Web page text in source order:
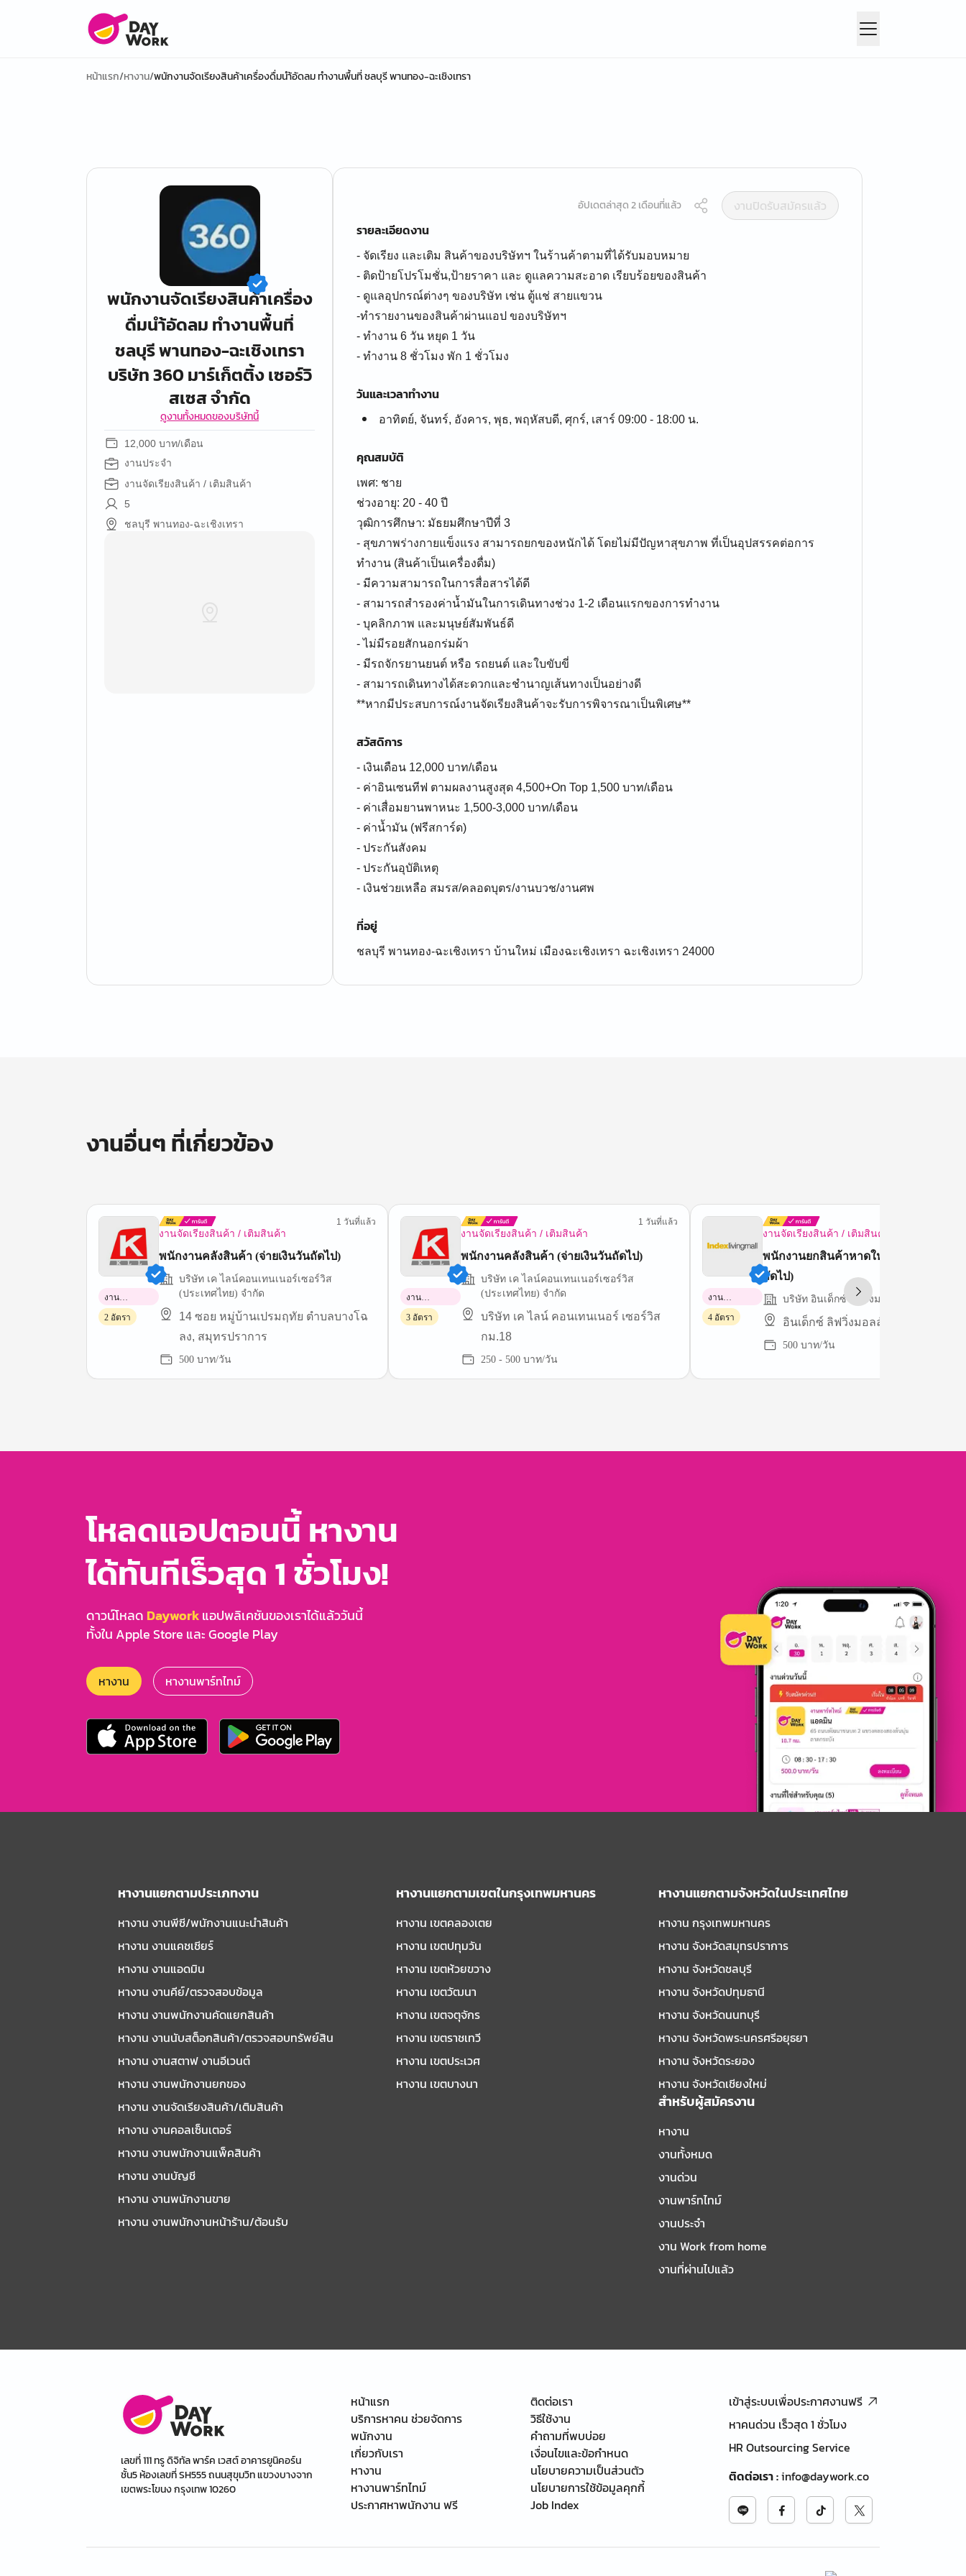
หน้าแรก/หางาน/พนักงานจัดเรียงสินค้าเครื่องดื่มนำ้อัดลม ทำงานพื้นที่ ชลบุรี พานทอง-ฉะเชิงเทรา
พนักงานจัดเรียงสินค้าเครื่อง
ดื่มนำ้อัดลม ทำงานพื้นที่
ชลบุรี พานทอง-ฉะเชิงเทรา
บริษัท 360 มาร์เก็ตติ้ง เซอร์วิ
สเซส จำกัด
ดูงานทั้งหมดของบริษัทนี้
12,000 บาท/เดือน
งานประจำ
งานจัดเรียงสินค้า / เติมสินค้า
5
ชลบุรี พานทอง-ฉะเชิงเทรา
อัปเดตล่าสุด 2 เดือนที่แล้ว
งานปิดรับสมัครแล้ว
รายละเอียดงาน
- จัดเรียง และเติม สินค้าของบริษัทฯ ในร้านค้าตามที่ได้รับมอบหมาย
- ติดป้ายโปรโมชั่น,ป้ายราคา และ ดูแลความสะอาด เรียบร้อยของสินค้า
- ดูแลอุปกรณ์ต่างๆ ของบริษัท เช่น ตู้แช่ สายแขวน
-ทำรายงานของสินค้าผ่านแอป ของบริษัทฯ
- ทำงาน 6 วัน หยุด 1 วัน
- ทำงาน 8 ชั่วโมง พัก 1 ชั่วโมง
วันและเวลาทำงาน
อาทิตย์, จันทร์, อังคาร, พุธ, พฤหัสบดี, ศุกร์, เสาร์ 09:00 - 18:00 น.
คุณสมบัติ
เพศ: ชาย
ช่วงอายุ: 20 - 40 ปี
วุฒิการศึกษา: มัธยมศึกษาปีที่ 3
- สุขภาพร่างกายแข็งแรง สามารถยกของหนักได้ โดยไม่มีปัญหาสุขภาพ ที่เป็นอุปสรรคต่อการ
ทำงาน (สินค้าเป็นเครื่องดื่ม)
- มีความสามารถในการสื่อสารได้ดี
- สามารถสำรองค่าน้ำมันในการเดินทางช่วง 1-2 เดือนแรกของการทำงาน
- บุคลิกภาพ และมนุษย์สัมพันธ์ดี
- ไม่มีรอยสักนอกร่มผ้า
- มีรถจักรยานยนต์ หรือ รถยนต์ และใบขับขี่
- สามารถเดินทางได้สะดวกและชำนาญเส้นทางเป็นอย่างดี
**หากมีประสบการณ์งานจัดเรียงสินค้าจะรับการพิจารณาเป็นพิเศษ**
สวัสดิการ
- เงินเดือน 12,000 บาท/เดือน
- ค่าอินเซนทีฟ ตามผลงานสูงสุด 4,500+On Top 1,500 บาท/เดือน
- ค่าเสื่อมยานพาหนะ 1,500-3,000 บาท/เดือน
- ค่าน้ำมัน (ฟรีสการ์ด)
- ประกันสังคม
- ประกันอุบัติเหตุ
- เงินช่วยเหลือ สมรส/คลอดบุตร/งานบวช/งานศพ
ที่อยู่
ชลบุรี พานทอง-ฉะเชิงเทรา บ้านใหม่ เมืองฉะเชิงเทรา ฉะเชิงเทรา 24000
งานอื่นๆ ที่เกี่ยวข้อง
งานจัดเรียงสินค้า / เติมสินค้า
1 วันที่แล้ว
พนักงานคลังสินค้า (จ่ายเงินวันถัดไป)
บริษัท เค ไลน์คอนเทนเนอร์เซอร์วิส
(ประเทศไทย) จำกัด
14 ซอย หมู่บ้านเปรมฤทัย ตำบลบางโฉ
ลง, สมุทรปราการ
500 บาท/วัน
งาน
พาร์ทไทม์
2 อัตรา
งานจัดเรียงสินค้า / เติมสินค้า
1 วันที่แล้ว
พนักงานคลังสินค้า (จ่ายเงินวันถัดไป)
บริษัท เค ไลน์คอนเทนเนอร์เซอร์วิส
(ประเทศไทย) จำกัด
บริษัท เค ไลน์ คอนเทนเนอร์ เซอร์วิส
กม.18
250 - 500 บาท/วัน
งาน
พาร์ทไทม์
3 อัตรา
งานจัดเรียงสินค้า / เติมสินค้า
พนักงานยกสินค้าหาดใหญ่ (จ่ายค่าแรงวั
ถัดไป)
บริษัท อินเด็กซ์ ลิฟวิ่งมอลล์ จำกัด (มหาช
อินเด็กซ์ ลิฟวิ่งมอลล์ หาดใหญ่
500 บาท/วัน
งาน
พาร์ทไทม์
4 อัตรา
โหลดแอปตอนนี้ หางาน
ได้ทันทีเร็วสุด 1 ชั่วโมง!
ดาวน์โหลด Dayworkแอปพลิเคชันของเราได้แล้ววันนี้
ทั้งใน Apple Store และ Google Play
หางาน หางานพาร์ทไทม์
หางานแยกตามประเภทงาน
หางาน งานพีซี/พนักงานแนะนําสินค้า
หางาน งานแคชเชียร์
หางาน งานแอดมิน
หางาน งานคีย์/ตรวจสอบข้อมูล
หางาน งานพนักงานคัดแยกสินค้า
หางาน งานนับสต็อกสินค้า/ตรวจสอบทรัพย์สิน
หางาน งานสตาฟ งานอีเวนต์
หางาน งานพนักงานยกของ
หางาน งานจัดเรียงสินค้า/เติมสินค้า
หางาน งานคอลเซ็นเตอร์
หางาน งานพนักงานแพ็คสินค้า
หางาน งานบัญชี
หางาน งานพนักงานขาย
หางาน งานพนักงานหน้าร้าน/ต้อนรับ
หางานแยกตามเขตในกรุงเทพมหานคร
หางาน เขตคลองเตย
หางาน เขตปทุมวัน
หางาน เขตห้วยขวาง
หางาน เขตวัฒนา
หางาน เขตจตุจักร
หางาน เขตราชเทวี
หางาน เขตประเวศ
หางาน เขตบางนา
หางานแยกตามจังหวัดในประเทศไทย
หางาน กรุงเทพมหานคร
หางาน จังหวัดสมุทรปราการ
หางาน จังหวัดชลบุรี
หางาน จังหวัดปทุมธานี
หางาน จังหวัดนนทบุรี
หางาน จังหวัดพระนครศรีอยุธยา
หางาน จังหวัดระยอง
หางาน จังหวัดเชียงใหม่
สำหรับผู้สมัครงาน
หางาน
งานทั้งหมด
งานด่วน
งานพาร์ทไทม์
งานประจำ
งาน Work from home
งานที่ผ่านไปแล้ว
เลขที่ 111 ทรู ดิจิทัล พาร์ค เวสต์ อาคารยูนิคอร์น
ชั้น5 ห้องเลขที่ SH555 ถนนสุขุมวิท แขวงบางจาก
เขตพระโขนง กรุงเทพ 10260
หน้าแรก
บริการหาคน ช่วยจัดการ
พนักงาน
เกี่ยวกับเรา
หางาน
หางานพาร์ทไทม์
ประกาศหาพนักงาน ฟรี
ติดต่อเรา
วิธีใช้งาน
คำถามที่พบบ่อย
เงื่อนไขและข้อกำหนด
นโยบายความเป็นส่วนตัว
นโยบายการใช้ข้อมูลคุกกี้
Job Index
เข้าสู่ระบบเพื่อประกาศงานฟรี
หาคนด่วน เร็วสุด 1 ชั่วโมง
HR Outsourcing Service
ติดต่อเรา:info@daywork.co